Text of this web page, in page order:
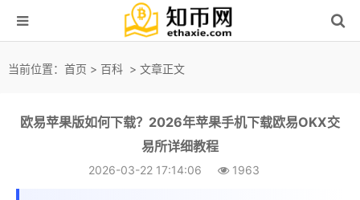
当前位置： 首页 > 百科 > 文章正文
欧易苹果版如何下载？2026年苹果手机下载欧易OKX交
易所详细教程
2026-03-22 17:14:06 1963